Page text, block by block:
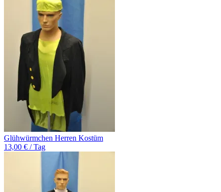
Glühwürmchen Herren Kostüm
13,00 € / Tag